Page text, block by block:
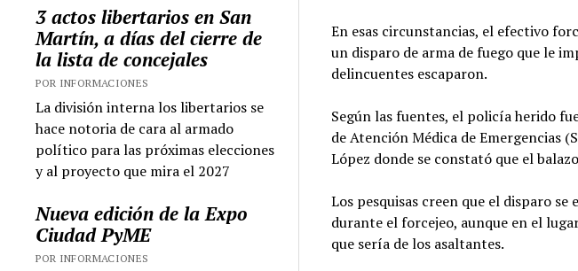
3 actos libertarios en San
Martín, a días del cierre de
la lista de concejales
POR INFORMACIONES
La división interna los libertarios se
hace notoria de cara al armado
político para las próximas elecciones
y al proyecto que mira el 2027
Nueva edición de la Expo
Ciudad PyME
POR INFORMACIONES
En esas circunstancias, el efectivo
un disparo de arma de fuego que le
delincuentes escaparon.
Según las fuentes, el policía herido
de Atención Médica de Emergencias
López donde se constató que el
Los pesquisas creen que el disparo
durante el forcejeo, aunque en el
que sería de los asaltantes.